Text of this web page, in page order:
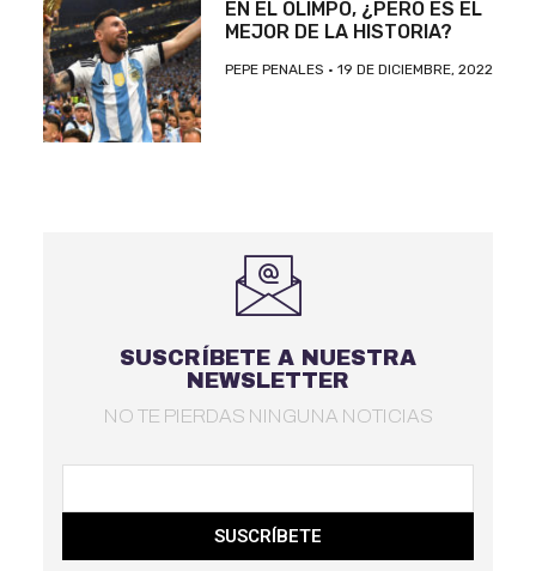
EN EL OLIMPO, ¿PERO ES EL
MEJOR DE LA HISTORIA?
PEPE PENALES 19 DE DICIEMBRE, 2022
SUSCRÍBETE A NUESTRA
NEWSLETTER
NO TE PIERDAS NINGUNA NOTICIAS
SUSCRÍBETE